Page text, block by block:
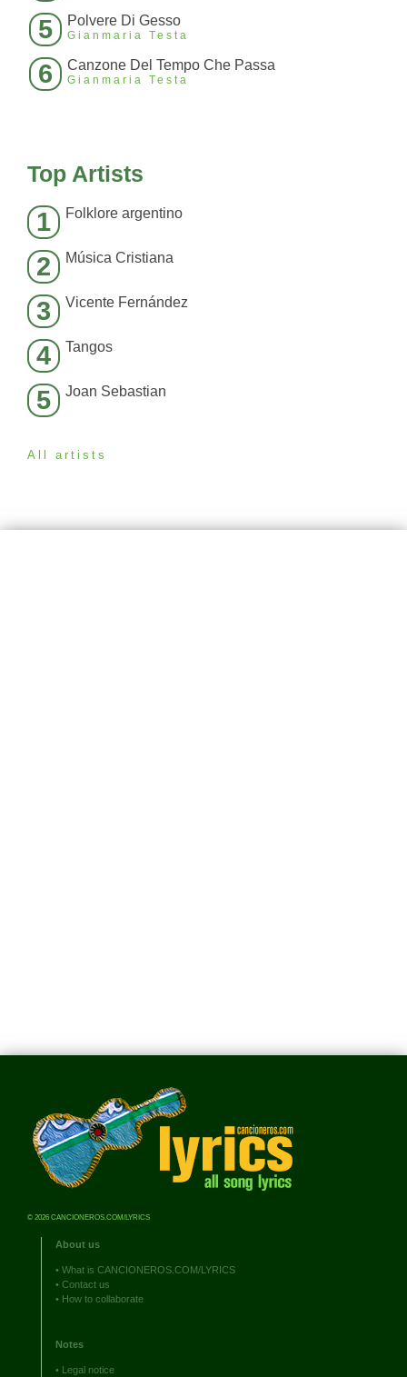
5 Polvere Di Gesso
Gianmaria Testa
6 Canzone Del Tempo Che Passa
Gianmaria Testa
Top Artists
1 Folklore argentino
2 Música Cristiana
3 Vicente Fernández
4 Tangos
5 Joan Sebastian
All artists
© 2026 CANCIONEROS.COM/LYRICS
About us
• What is CANCIONEROS.COM/LYRICS
• Contact us
• How to collaborate
Notes
• Legal notice